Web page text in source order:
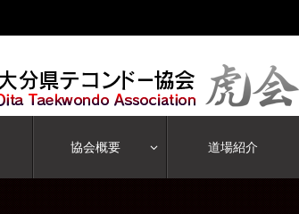
協会概要 道場紹介